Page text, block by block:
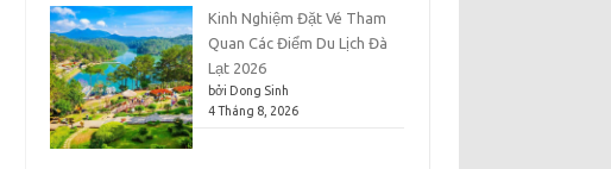
Kinh Nghiệm Đặt Vé Tham
Quan Các Điểm Du Lịch Đà
Lạt 2026
bởi Dong Sinh
4 Tháng 8, 2026